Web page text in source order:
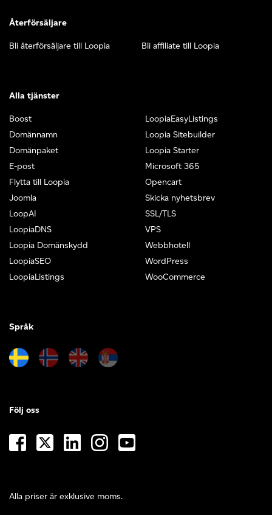
Återförsäljare
Bli återförsäljare till Loopia Bli affiliate till Loopia
Alla tjänster
Boost
Domännamn
Domänpaket
E-post
Flytta till Loopia
Joomla
LoopAI
LoopiaDNS
Loopia Domänskydd
LoopiaSEO
LoopiaListings
LoopiaEasyListings
Loopia Sitebuilder
Loopia Starter
Microsoft 365
Opencart
Skicka nyhetsbrev
SSL/TLS
VPS
Webbhotell
WordPress
WooCommerce
Språk
Alla priser är exklusive moms.
Följ oss